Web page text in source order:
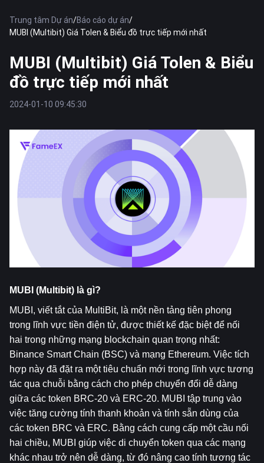
Trung tâm Dự án/Báo cáo dự án/
MUBI (Multibit) Giá Tolen & Biểu đồ trực tiếp mới nhất
MUBI (Multibit) Giá Tolen & Biểu
đồ trực tiếp mới nhất
2024-01-10 09:45:30
MUBI (Multibit) là gì?
MUBI, viết tắt của MultiBit, là một nền tảng tiên phong
trong lĩnh vực tiền điện tử, được thiết kế đặc biệt để nối
hai trong những mạng blockchain quan trọng nhất:
Binance Smart Chain (BSC) và mạng Ethereum. Việc tích
hợp này đã đặt ra một tiêu chuẩn mới trong lĩnh vực tương
tác qua chuỗi bằng cách cho phép chuyển đổi dễ dàng
giữa các token BRC-20 và ERC-20. MUBI tập trung vào
việc tăng cường tính thanh khoản và tính sẵn dùng của
các token BRC và ERC. Bằng cách cung cấp một cầu nối
hai chiều, MUBI giúp việc di chuyển token qua các mạng
khác nhau trở nên dễ dàng, từ đó nâng cao tính tương tác